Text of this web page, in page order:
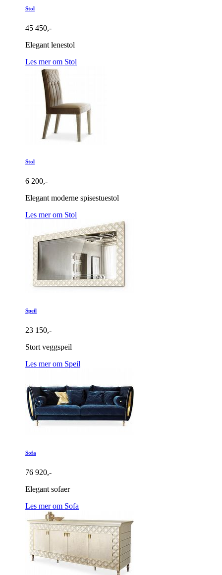
Stol
45 450,-
Elegant lenestol
Les mer om Stol
Stol
6 200,-
Elegant moderne spisestuestol
Les mer om Stol
Speil
23 150,-
Stort veggspeil
Les mer om Speil
Sofa
76 920,-
Elegant sofaer
Les mer om Sofa